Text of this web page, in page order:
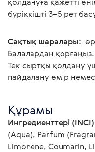
бүріккішті 3–5 рет
Сақтық шаралары:
Балалардан
Тек сыртқы қолдану
пайдалану өмір
Құрамы
Ингредиенттері
(Aqua), Parfum
Limonene, Coumarin,